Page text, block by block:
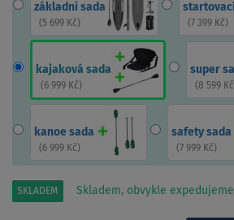
základní sada
(5 699 Kč) (7 399 Kč)
kajaková sada
(6 999 Kč)
super
(8 599 Kč
kanoe sada
(6 999 Kč)
safety sada
(7 999 Kč)
SKLADEM Skladem, obvykle